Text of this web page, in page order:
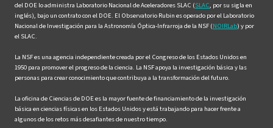
del DOE lo administra Laboratorio Nacional de Aceleradores SLAC (SLAC, por su sigla en
inglés), bajo un contrato con el DOE. El Observatorio Rubin es operado por el Laboratorio
Nacional de Investigación para la Astronomía Óptica-Infrarroja de la NSF (NOIRLab) y por
el SLAC.
La NSF es una agencia independiente creada por el Congreso de los Estados Unidos en
1950 para promover el progreso de la ciencia. La NSF apoya la investigación básica y las
personas para crear conocimiento que contribuya a la transformación del futuro.
La oficina de Ciencias de DOE es la mayor fuente de financiamiento de la investigación
básica en ciencias físicas en los Estados Unidos y está trabajando para hacer frente a
algunos de los retos más desafiantes de nuestro tiempo.